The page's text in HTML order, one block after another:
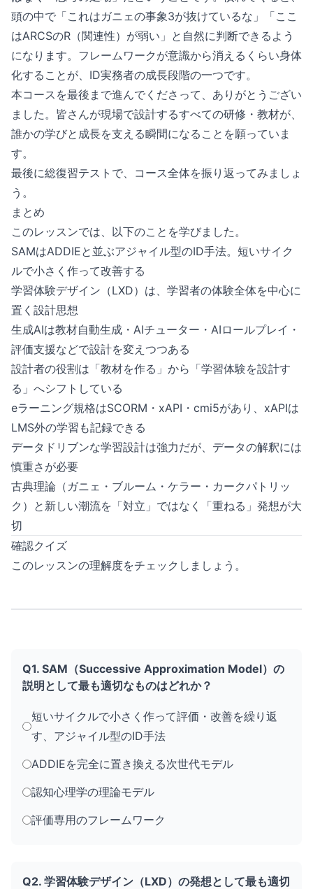
頭の中で「これはガニェの事象3が抜けているな」「ここ
はARCSのR（関連性）が弱い」と自然に判断できるよう
になります。フレームワークが意識から消えるくらい身体
化することが、ID実務者の成長段階の一つです。
本コースを最後まで進んでくださって、ありがとうござい
ました。皆さんが現場で設計するすべての研修・教材が、
誰かの学びと成長を支える瞬間になることを願っていま
す。
最後に総復習テストで、コース全体を振り返ってみましょ
う。
まとめ
このレッスンでは、以下のことを学びました。
SAMはADDIEと並ぶアジャイル型のID手法。短いサイク
ルで小さく作って改善する
学習体験デザイン（LXD）は、学習者の体験全体を中心に
置く設計思想
生成AIは教材自動生成・AIチューター・AIロールプレイ・
評価支援などで設計を変えつつある
設計者の役割は「教材を作る」から「学習体験を設計す
る」へシフトしている
eラーニング規格はSCORM・xAPI・cmi5があり、xAPIは
LMS外の学習も記録できる
データドリブンな学習設計は強力だが、データの解釈には
慎重さが必要
古典理論（ガニェ・ブルーム・ケラー・カークパトリッ
ク）と新しい潮流を「対立」ではなく「重ねる」発想が大
切
確認クイズ
このレッスンの理解度をチェックしましょう。
Q1. SAM（Successive Approximation Model）の
説明として最も適切なものはどれか？
短いサイクルで小さく作って評価・改善を繰り返
す、アジャイル型のID手法
ADDIEを完全に置き換える次世代モデル
認知心理学の理論モデル
評価専用のフレームワーク
Q2. 学習体験デザイン（LXD）の発想として最も適切